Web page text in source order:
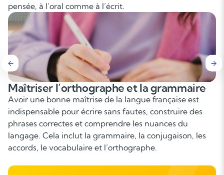
pensée, à l’oral comme à l’écrit.
Améliorer l’expression écrite et orale
Le Français prend également une place importante
dans la prise de parole : exposés, oraux du brevet et du
baccalauréat, argumentation, lecture expressive. Savoir
s’exprimer clairement, convaincre et structurer ses
propos est un véritable atout pour l’avenir.